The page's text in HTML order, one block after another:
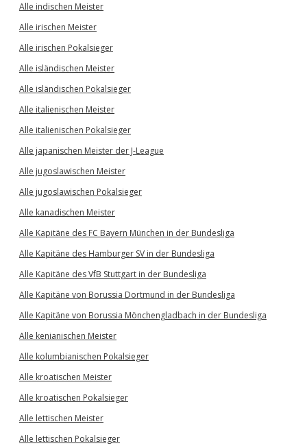
Alle indischen Meister
Alle irischen Meister
Alle irischen Pokalsieger
Alle isländischen Meister
Alle isländischen Pokalsieger
Alle italienischen Meister
Alle italienischen Pokalsieger
Alle japanischen Meister der J-League
Alle jugoslawischen Meister
Alle jugoslawischen Pokalsieger
Alle kanadischen Meister
Alle Kapitäne des FC Bayern München in der Bundesliga
Alle Kapitäne des Hamburger SV in der Bundesliga
Alle Kapitäne des VfB Stuttgart in der Bundesliga
Alle Kapitäne von Borussia Dortmund in der Bundesliga
Alle Kapitäne von Borussia Mönchengladbach in der Bundesliga
Alle kenianischen Meister
Alle kolumbianischen Pokalsieger
Alle kroatischen Meister
Alle kroatischen Pokalsieger
Alle lettischen Meister
Alle lettischen Pokalsieger